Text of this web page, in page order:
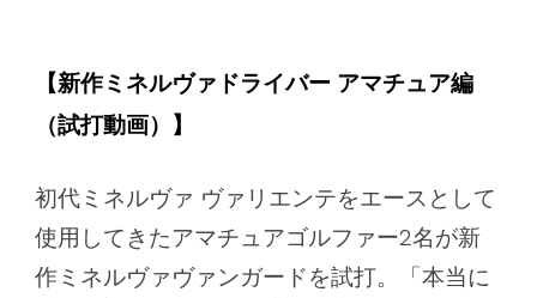
【新作ミネルヴァドライバー アマチュア編
（試打動画）】
初代ミネルヴァ ヴァリエンテをエースとして
使用してきたアマチュアゴルファー2名が新
作ミネルヴァヴァンガードを試打。「本当に